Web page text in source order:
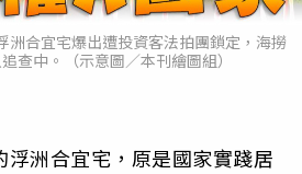
洲合宜宅爆出遭投資客法拍團鎖定，海撈
查中。（示意圖／本刊繪圖組）
洲合宜宅，原是國家實踐居